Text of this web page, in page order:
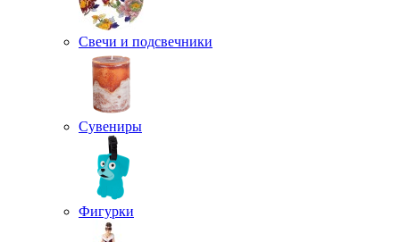
Свечи и подсвечники
Сувениры
Фигурки